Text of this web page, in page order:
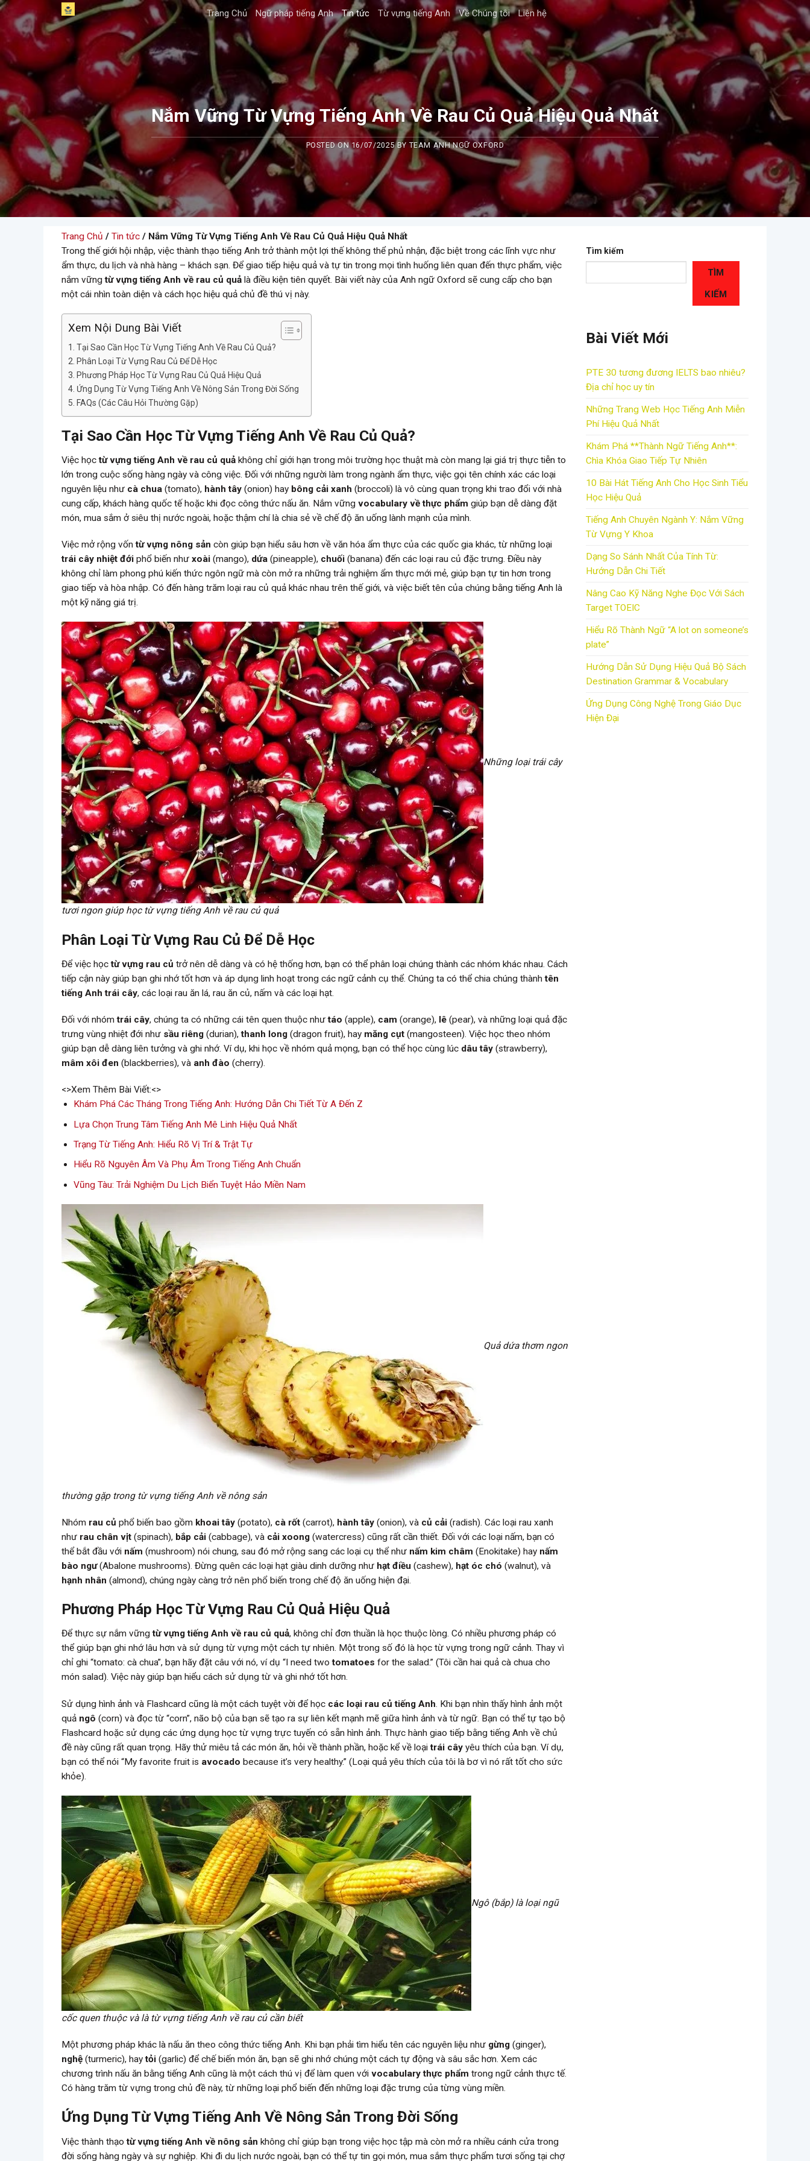
Skip
content
Trang Chủ Ngữ pháp tiếng Anh Tin tức Từ vựng tiếng Anh Về Chúng tôi Liên hệ
Nắm Vững Từ Vựng Tiếng Anh Về Rau Củ Quả Hiệu Quả Nhất
POSTED ON16/07/2025BYTEAM ANH NGỮ OXFORD
Trang Chủ / Tin tức / Nắm Vững Từ Vựng Tiếng Anh Về Rau Củ Quả Hiệu Quả Nhất
Trong thế giới hội nhập, việc thành thạo tiếng Anh trở thành một lợi thế không thể phủ nhận, đặc biệt trong các lĩnh vực như
ẩm thực, du lịch và nhà hàng – khách sạn. Để giao tiếp hiệu quả và tự tin trong mọi tình huống liên quan đến thực phẩm, việc
nắm vữngtừ vựng tiếng Anh về rau củ quả là điều kiện tiên quyết. Bài viết này của Anh ngữ Oxford sẽ cung cấp cho bạn
một cái nhìn toàn diện và cách học hiệu quả chủ đề thú vị này.
Xem Nội Dung Bài Viết
Tại Sao Cần Học Từ Vựng Tiếng Anh Về Rau Củ Quả?
Phân Loại Từ Vựng Rau Củ Để Dễ Học
Phương Pháp Học Từ Vựng Rau Củ Quả Hiệu Quả
Ứng Dụng Từ Vựng Tiếng Anh Về Nông Sản Trong Đời Sống
FAQs (Các Câu Hỏi Thường Gặp)
Tại Sao Cần Học Từ Vựng Tiếng Anh Về Rau Củ Quả?
Việc họctừ vựng tiếng Anh về rau củ quả không chỉ giới hạn trong môi trường học thuật mà còn mang lại giá trị thực tiễn to
lớn trong cuộc sống hàng ngày và công việc. Đối với những người làm trong ngành ẩm thực, việc gọi tên chính xác các loại
nguyên liệu như cà chua (tomato), hành tây (onion) hay bông cải xanh (broccoli) là vô cùng quan trọng khi trao đổi với nhà
cung cấp, khách hàng quốc tế hoặc khi đọc công thức nấu ăn. Nắm vững vocabulary về thực phẩm giúp bạn dễ dàng đặt
món, mua sắm ở siêu thị nước ngoài, hoặc thậm chí là chia sẻ về chế độ ăn uống lành mạnh của mình.
Việc mở rộng vốntừ vựng nông sản còn giúp bạn hiểu sâu hơn về văn hóa ẩm thực của các quốc gia khác, từ những loại
trái cây nhiệt đới phổ biến như xoài (mango), dứa (pineapple), chuối (banana) đến các loại rau củ đặc trưng. Điều này
không chỉ làm phong phú kiến thức ngôn ngữ mà còn mở ra những trải nghiệm ẩm thực mới mẻ, giúp bạn tự tin hơn trong
giao tiếp và hòa nhập. Có đến hàng trăm loại rau củ quả khác nhau trên thế giới, và việc biết tên của chúng bằng tiếng Anh là
một kỹ năng giá trị.
Những loại trái cây
tươi ngon giúp học từ vựng tiếng Anh về rau củ quả
Phân Loại Từ Vựng Rau Củ Để Dễ Học
Để việc họctừ vựng rau củ trở nên dễ dàng và có hệ thống hơn, bạn có thể phân loại chúng thành các nhóm khác nhau. Cách
tiếp cận này giúp bạn ghi nhớ tốt hơn và áp dụng linh hoạt trong các ngữ cảnh cụ thể. Chúng ta có thể chia chúng thànhtên
tiếng Anh trái cây, các loại rau ăn lá, rau ăn củ, nấm và các loại hạt.
Đối với nhómtrái cây, chúng ta có những cái tên quen thuộc nhưtáo (apple), cam (orange), lê (pear), và những loại quả đặc
trưng vùng nhiệt đới như sầu riêng (durian),thanh long (dragon fruit), hay măng cụt (mangosteen). Việc học theo nhóm
giúp bạn dễ dàng liên tưởng và ghi nhớ. Ví dụ, khi học về nhóm quả mọng, bạn có thể học cùng lúc dâu tây (strawberry),
mâm xôi đen (blackberries), và anh đào (cherry).
<>Xem Thêm Bài Viết:<>
Khám Phá Các Tháng Trong Tiếng Anh: Hướng Dẫn Chi Tiết Từ A Đến Z
Lựa Chọn Trung Tâm Tiếng Anh Mê Linh Hiệu Quả Nhất
Trạng Từ Tiếng Anh: Hiểu Rõ Vị Trí & Trật Tự
Hiểu Rõ Nguyên Âm Và Phụ Âm Trong Tiếng Anh Chuẩn
Vũng Tàu: Trải Nghiệm Du Lịch Biển Tuyệt Hảo Miền Nam
Quả dứa thơm ngon
thường gặp trong từ vựng tiếng Anh về nông sản
Nhóm rau củ phổ biến bao gồm khoai tây (potato), cà rốt (carrot), hành tây (onion), và củ cải (radish). Các loại rau xanh
như rau chân vịt (spinach), bắp cải (cabbage), và cải xoong (watercress) cũng rất cần thiết. Đối với các loại nấm, bạn có
thể bắt đầu với nấm (mushroom) nói chung, sau đó mở rộng sang các loại cụ thể như nấm kim châm (Enokitake) hay nấm
bào ngư(Abalone mushrooms). Đừng quên các loại hạt giàu dinh dưỡng như hạt điều (cashew), hạt óc chó (walnut), và
hạnh nhân (almond), chúng ngày càng trở nên phổ biến trong chế độ ăn uống hiện đại.
Phương Pháp Học Từ Vựng Rau Củ Quả Hiệu Quả
Để thực sự nắm vữngtừ vựng tiếng Anh về rau củ quả, không chỉ đơn thuần là học thuộc lòng. Có nhiều phương pháp có
thể giúp bạn ghi nhớ lâu hơn và sử dụng từ vựng một cách tự nhiên. Một trong số đó là học từ vựng trong ngữ cảnh. Thay vì
chỉ ghi “tomato: cà chua”, bạn hãy đặt câu với nó, ví dụ “I need twotomatoes for the salad.” (Tôi cần hai quả cà chua cho
món salad). Việc này giúp bạn hiểu cách sử dụng từ và ghi nhớ tốt hơn.
Sử dụng hình ảnh và Flashcard cũng là một cách tuyệt vời để học các loại rau củ tiếng Anh. Khi bạn nhìn thấy hình ảnh một
quả ngô (corn) và đọc từ “corn”, não bộ của bạn sẽ tạo ra sự liên kết mạnh mẽ giữa hình ảnh và từ ngữ. Bạn có thể tự tạo bộ
Flashcard hoặc sử dụng các ứng dụng học từ vựng trực tuyến có sẵn hình ảnh. Thực hành giao tiếp bằng tiếng Anh về chủ
đề này cũng rất quan trọng. Hãy thử miêu tả các món ăn, hỏi về thành phần, hoặc kể về loạitrái cây yêu thích của bạn. Ví dụ,
bạn có thể nói “My favorite fruit is avocado because it’s very healthy.” (Loại quả yêu thích của tôi là bơ vì nó rất tốt cho sức
khỏe).
Ngô (bắp) là loại ngũ
cốc quen thuộc và là từ vựng tiếng Anh về rau củ cần biết
Một phương pháp khác là nấu ăn theo công thức tiếng Anh. Khi bạn phải tìm hiểu tên các nguyên liệu như gừng (ginger),
nghệ (turmeric), haytỏi (garlic) để chế biến món ăn, bạn sẽ ghi nhớ chúng một cách tự động và sâu sắc hơn. Xem các
chương trình nấu ăn bằng tiếng Anh cũng là một cách thú vị để làm quen với vocabulary thực phẩm trong ngữ cảnh thực tế.
Có hàng trăm từ vựng trong chủ đề này, từ những loại phổ biến đến những loại đặc trưng của từng vùng miền.
Ứng Dụng Từ Vựng Tiếng Anh Về Nông Sản Trong Đời Sống
Việc thành thạotừ vựng tiếng Anh về nông sản không chỉ giúp bạn trong việc học tập mà còn mở ra nhiều cánh cửa trong
đời sống hàng ngày và sự nghiệp. Khi đi du lịch nước ngoài, bạn có thể tự tin gọi món, mua sắm thực phẩm tươi sống tại chợ
Tìm kiếm
TÌM
KIẾM
Bài Viết Mới
PTE 30 tương đương IELTS bao nhiêu?
Địa chỉ học uy tín
Những Trang Web Học Tiếng Anh Miễn
Phí Hiệu Quả Nhất
Khám Phá **Thành Ngữ Tiếng Anh**:
Chìa Khóa Giao Tiếp Tự Nhiên
10 Bài Hát Tiếng Anh Cho Học Sinh Tiểu
Học Hiệu Quả
Tiếng Anh Chuyên Ngành Y: Nắm Vững
Từ Vựng Y Khoa
Dạng So Sánh Nhất Của Tính Từ:
Hướng Dẫn Chi Tiết
Nâng Cao Kỹ Năng Nghe Đọc Với Sách
Target TOEIC
Hiểu Rõ Thành Ngữ “A lot on someone’s
plate”
Hướng Dẫn Sử Dụng Hiệu Quả Bộ Sách
Destination Grammar & Vocabulary
Ứng Dụng Công Nghệ Trong Giáo Dục
Hiện Đại